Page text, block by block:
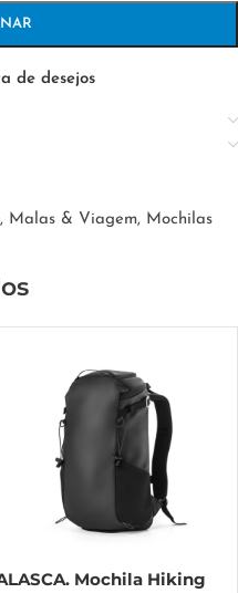
de desejos
, Malas & Viagem, Mochilas
Mochila Hiking